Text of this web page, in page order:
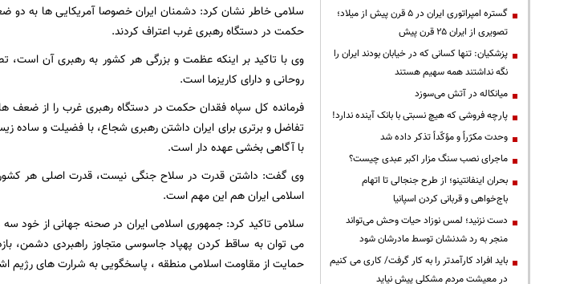
سلامی خاطر نشان کرد: دشمنان ایران خصوصا آمریکایی ها به دو
حکمت در دستگاه رهبری غرب اعتراف کردند.
وی با تاکید بر اینکه عظمت و بزرگی هر کشور به رهبری آن است،
روحانی و دارای کاریزما است.
فرمانده کل سپاه فقدان حکمت در دستگاه رهبری غرب را از ضعف
تفاضل و برتری برای ایران داشتن رهبری شجاع، با فضیلت و
با آگاهی بخشی عهده دار است.
وی گفت: داشتن قدرت در سلاح جنگی نیست، قدرت اصلی هر
اسلامی ایران هم این مهم است.
سلامی تاکید کرد: جمهوری اسلامی ایران در صحنه جهانی از خود
می توان به ساقط کردن پهپاد جاسوسی متجاوز راهبردی دشمن،
حمایت از مقاومت اسلامی منطقه ، پاسخگویی به شرارت های رژیم
گستره امپراتوری ایران در ۵ قرن پیش از میلاد؛
تصویری از ایران ۲۵ قرن پیش
پزشکیان: تنها کسانی که در خیابان بودند ایران را
نگه نداشتند همه سهیم هستند
میانکاله در آتش می‌سوزد
پارچه فروشی که هیچ نسبتی با بانک آینده ندارد!
وحدت مکرّراً و مؤکّداً تذکر داده شد
ماجرای نصب سنگ مزار اکبر عبدی چیست؟
بحران اینفانتینو؛ از طرح جنجالی تا اتهام
باج‌خواهی و قربانی کردن اسپانیا
دست نزنید؛ لمس نوزاد حیات وحش می‌تواند
منجر به رد شدنشان توسط مادرشان شود
باید افراد کارآمدتر را به کار گرفت/ کاری می کنیم
در معیشت مردم مشکلی پیش نیاید